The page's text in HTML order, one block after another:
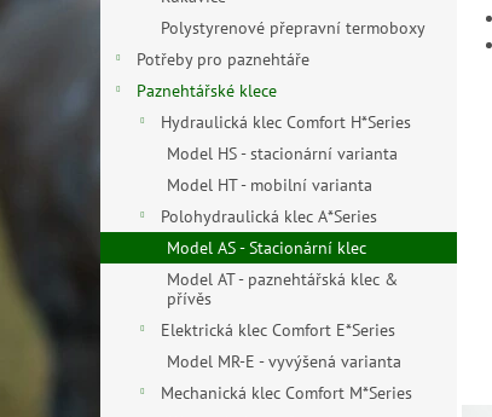
Polystyrenové přepravní termoboxy
Potřeby pro paznehtáře
Paznehtářské klece
Hydraulická klec Comfort H*Series
Model HS - stacionární varianta
Model HT - mobilní varianta
Polohydraulická klec A*Series
Model AS - Stacionární klec
Model AT - paznehtářská klec &
přívěs
Elektrická klec Comfort E*Series
Model MR-E - vyvýšená varianta
Mechanická klec Comfort M*Series